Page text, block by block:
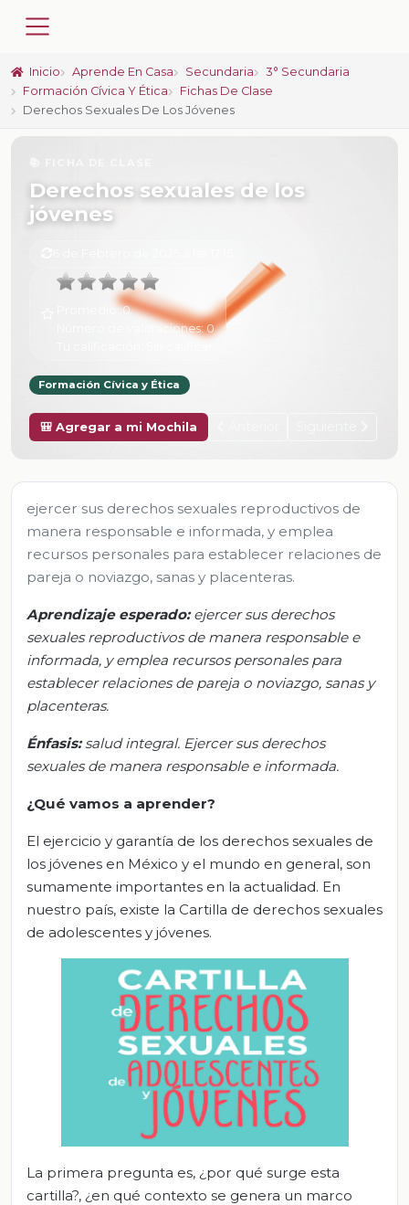
Inicio Aprende En Casa Secundaria
3° Secundaria
Formación Cívica Y Ética
Fichas De Clase
Derechos Sexuales De Los Jóvenes
Derechos sexuales de los
jóvenes
Promedio:0
Número de valoraciones:0
Formación Cívica y Ética
🎒 Agregar a mi Mochila
ejercer sus derechos sexuales reproductivos de
manera responsable e informada, y emplea
recursos personales para establecer relaciones de
pareja o noviazgo, sanas y placenteras.
Aprendizaje esperado:ejercer sus derechos
sexuales reproductivos de manera responsable e
informada, y emplea recursos personales para
establecer relaciones de pareja o noviazgo, sanas y
placenteras.
Énfasis: salud integral. Ejercer sus derechos
sexuales de manera responsable e informada.
¿Qué vamos a aprender?
El ejercicio y garantía de los derechos sexuales de
los jóvenes en México y el mundo en general, son
sumamente importantes en la actualidad. En
nuestro país, existe la Cartilla de derechos sexuales
de adolescentes y jóvenes.
La primera pregunta es, ¿por qué surge esta
cartilla?, ¿en qué contexto se genera un marco